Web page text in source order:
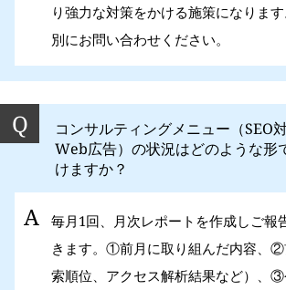
り強力な対策をかける施策になりま
別にお問い合わせください。
コンサルティングメニュー（SEO
Web広告）の状況はどのような形
けますか？
毎月1回、月次レポートを作成しご報
きます。①前月に取り組んだ内容、②
索順位、アクセス解析結果など）、